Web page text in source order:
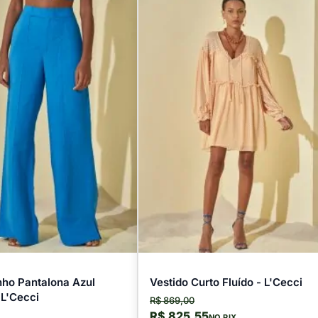
Pantalona Azul
Vestido Curto Fluído - L'Cecci
R$ 869,00